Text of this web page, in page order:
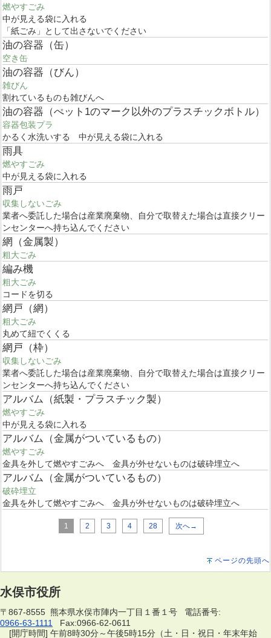
燃やすごみ
中が見える袋に入れる
「紙ごみ」として出さないでください
油の容器（缶）
空き缶
油の容器（びん）
雑びん
割れているものも雑びんへ
油の容器（ぺット1のマーク以外のプラスチックボトル）
容器包装プラ
かるく水洗いする 中が見える袋に入れる
雨具
燃やすごみ
中が見える袋に入れる
雨戸
収集しないごみ
業者へ委託した場合は産業廃棄物、自分で取替えた場合は直接クリー
ンセンターへ持ち込んでください
網（金属製）
粗大ごみ
編み機
粗大ごみ
コードを切る
網戸（網）
粗大ごみ
丸めて紐でくくる
網戸（枠）
収集しないごみ
業者へ委託した場合は産業廃棄物、自分で取替えた場合は直接クリー
ンセンターへ持ち込んでください
アルバム（紙製・プラスチック製）
燃やすごみ
中が見える袋に入れる
アルバム（金属がついているもの）
燃やすごみ
金具を外して燃やすごみへ 金具が外せないものは破砕埋立へ
アルバム（金属がついているもの）
破砕埋立
金具を外して燃やすごみへ 金具が外せないものは破砕埋立へ
1 2 3 4 28 次へ→
ページの先頭へ
水俣市役所
〒867-8555 熊本県水俣市陣内一丁目１番１号 電話番号:
0966-63-1111
Fax:0966-62-0611
[開庁時間] 午前8時30分～午後5時15分（土・日・祝日・年末年始